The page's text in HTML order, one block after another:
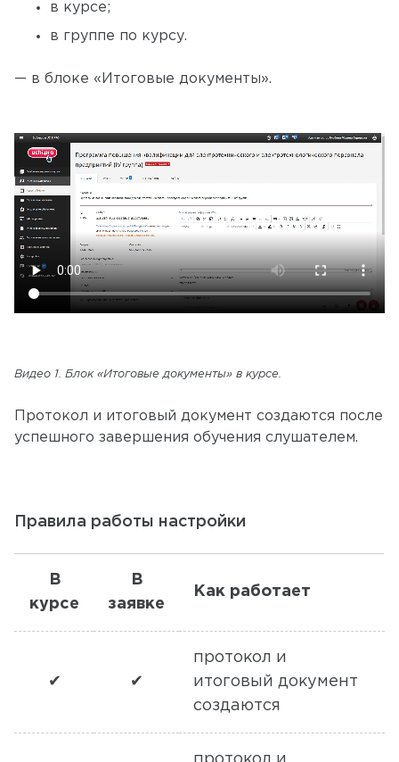
в курсе;
в группе по курсу.
— в блоке «Итоговые документы».
Видео 1. Блок «Итоговые документы» в курсе.
Протокол и итоговый документ создаются после
успешного завершения обучения слушателем.
Правила работы настройки
В
курсе
В
заявке
Как работает
✔ ✔
протокол и
итоговый документ
создаются